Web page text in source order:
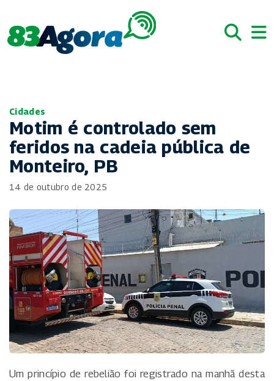
Cidades
Motim é controlado sem
feridos na cadeia pública de
Monteiro, PB
14 de outubro de 2025
Um princípio de rebelião foi registrado na manhã desta